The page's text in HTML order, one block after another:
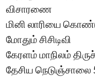
விசாரணை
மினி லாரியை
மோதும் சிசிடிவி
கேரளம் மாநிலம்
தேசிய